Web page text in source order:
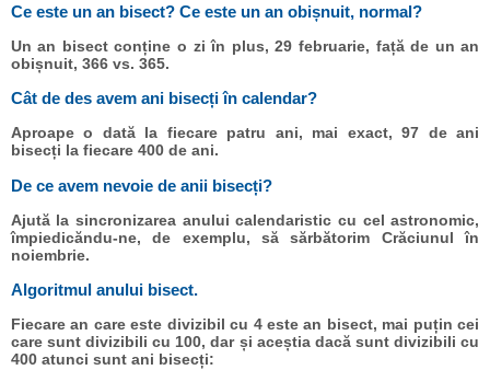
Ce este un an bisect? Ce este un an obișnuit, normal?
Un an bisect conține o zi în plus, 29 februarie, față de un an
obișnuit, 366 vs. 365.
Cât de des avem ani bisecți în calendar?
Aproape o dată la fiecare patru ani, mai exact, 97 de ani
bisecți la fiecare 400 de ani.
De ce avem nevoie de anii bisecți?
Ajută la sincronizarea anului calendaristic cu cel astronomic,
împiedicăndu-ne, de exemplu, să sărbătorim Crăciunul în
noiembrie.
Algoritmul anului bisect.
Fiecare an care este divizibil cu 4 este an bisect, mai puțin cei
care sunt divizibili cu 100, dar și aceștia dacă sunt divizibili cu
400 atunci sunt ani bisecți: